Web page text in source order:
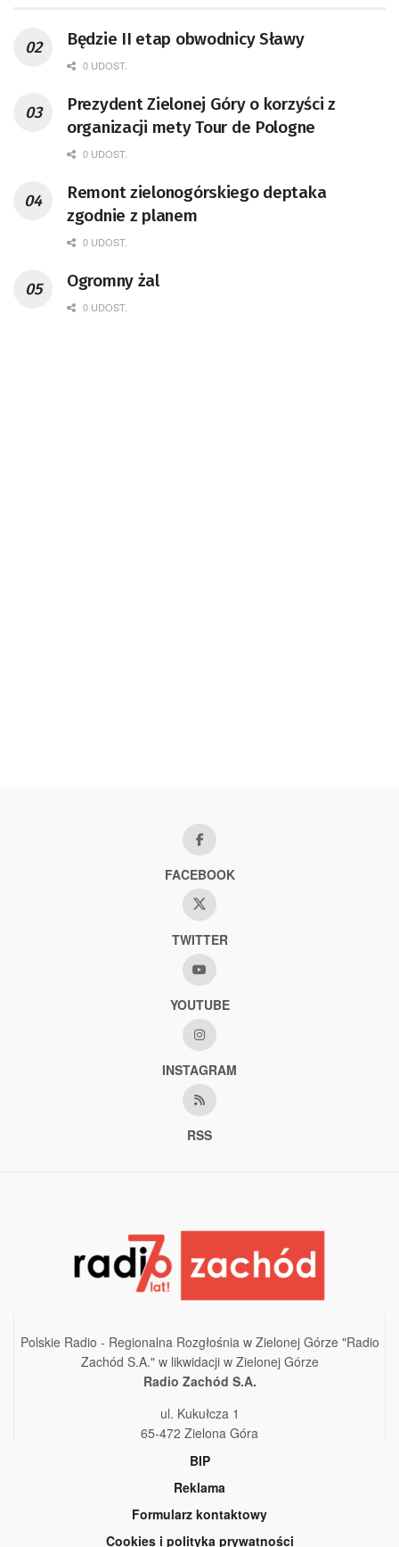
Będzie II etap obwodnicy Sławy
0 UDOST.
Prezydent Zielonej Góry o korzyści z
organizacji mety Tour de Pologne
0 UDOST.
Remont zielonogórskiego deptaka
zgodnie z planem
0 UDOST.
Ogromny żal
0 UDOST.
FACEBOOK
TWITTER
YOUTUBE
INSTAGRAM
RSS
Polskie Radio - Regionalna Rozgłośnia w Zielonej Górze "Radio
Zachód S.A." w likwidacji w Zielonej Górze
Radio Zachód S.A.
ul. Kukułcza 1
65-472 Zielona Góra
BIP
Reklama
Formularz kontaktowy
Cookies i polityka prywatności